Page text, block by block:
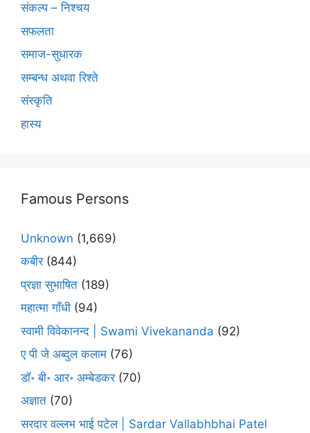
संकल्प – निश्चय
सफलता
समाज-सुधारक
सम्बन्ध अथवा रिश्ते
संस्कृति
हास्य
Famous Persons
Unknown (1,669)
कबीर(844)
प्रज्ञा सुभाषित (189)
महात्मा गाँधी (94)
स्वामी विवेकानन्द | Swami Vivekananda (92)
ए पी जे अब्दुल कलाम (76)
डॉ॰ बी॰ आर॰ अम्बेडकर(70)
अज्ञात (70)
सरदार वल्लभ भाई पटेल | Sardar Vallabhbhai Patel